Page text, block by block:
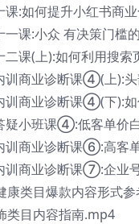
:如何提升小红书商
课:小众 有决策门槛
课(上):如何利用搜索
训商业诊断课④(上):
训商业诊断课④(下):
疑小班课④:低客单价
训商业诊断课⑥:高客
训商业诊断课⑦:企业
类目爆款内容形式
目内容指南.mp4